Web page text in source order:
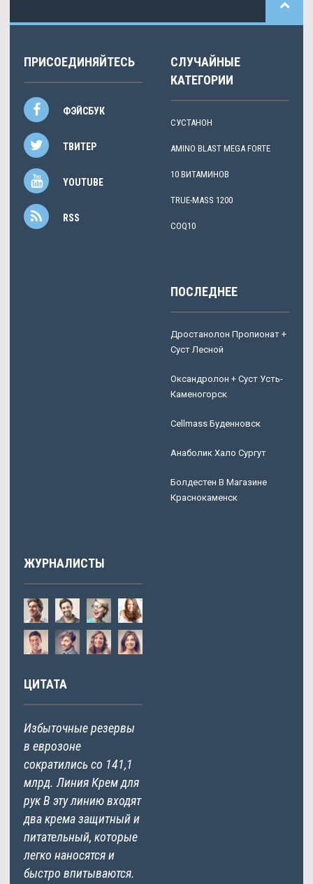
ПРИСОЕДИНЯЙТЕСЬ
ФЭЙСБУК
ТВИТЕР
YOUTUBE
RSS
СЛУЧАЙНЫЕ
КАТЕГОРИИ
СУСТАНОН
AMINO BLAST MEGA FORTE
10 ВИТАМИНОВ
TRUE-MASS 1200
COQ10
ПОСЛЕДНЕЕ
Дростанолон Пропионат +
Суст Лесной
Оксандролон + Суст Усть-
Каменогорск
Cellmass Буденновск
Анаболик Хало Сургут
Болдестен В Магазине
Краснокаменск
ЖУРНАЛИСТЫ
ЦИТАТА
Избыточные резервы
в еврозоне
сократились со 141,1
млрд. Линия Крем для
рук В эту линию входят
два крема защитный и
питательный, которые
легко наносятся и
быстро впитываются.